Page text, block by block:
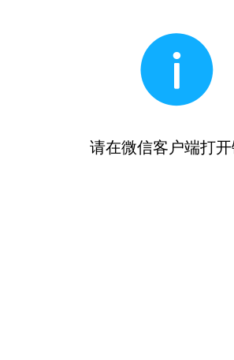
请在微信客户端打